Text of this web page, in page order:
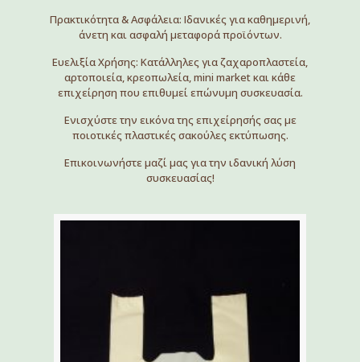
Πρακτικότητα & Ασφάλεια: Ιδανικές για καθημερινή,
άνετη και ασφαλή μεταφορά προϊόντων.
Ευελιξία Χρήσης: Κατάλληλες για ζαχαροπλαστεία,
αρτοποιεία, κρεοπωλεία, mini market και κάθε
επιχείρηση που επιθυμεί επώνυμη συσκευασία.
Ενισχύστε την εικόνα της επιχείρησής σας με
ποιοτικές πλαστικές σακούλες εκτύπωσης.
Επικοινωνήστε μαζί μας για την ιδανική λύση
συσκευασίας!